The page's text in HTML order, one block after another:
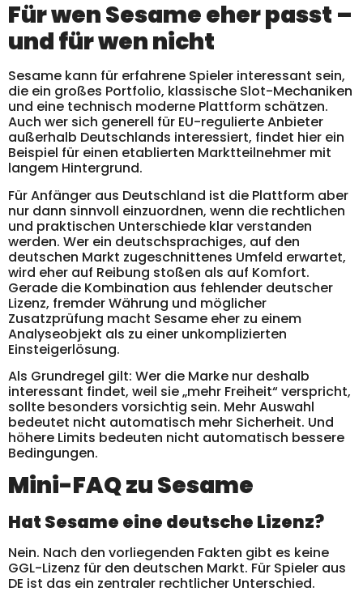
Für wen Sesame eher passt –
und für wen nicht
Sesame kann für erfahrene Spieler interessant sein,
die ein großes Portfolio, klassische Slot-Mechaniken
und eine technisch moderne Plattform schätzen.
Auch wer sich generell für EU-regulierte Anbieter
außerhalb Deutschlands interessiert, findet hier ein
Beispiel für einen etablierten Marktteilnehmer mit
langem Hintergrund.
Für Anfänger aus Deutschland ist die Plattform aber
nur dann sinnvoll einzuordnen, wenn die rechtlichen
und praktischen Unterschiede klar verstanden
werden. Wer ein deutschsprachiges, auf den
deutschen Markt zugeschnittenes Umfeld erwartet,
wird eher auf Reibung stoßen als auf Komfort.
Gerade die Kombination aus fehlender deutscher
Lizenz, fremder Währung und möglicher
Zusatzprüfung macht Sesame eher zu einem
Analyseobjekt als zu einer unkomplizierten
Einsteigerlösung.
Als Grundregel gilt: Wer die Marke nur deshalb
interessant findet, weil sie „mehr Freiheit“ verspricht,
sollte besonders vorsichtig sein. Mehr Auswahl
bedeutet nicht automatisch mehr Sicherheit. Und
höhere Limits bedeuten nicht automatisch bessere
Bedingungen.
Mini-FAQ zu Sesame
Hat Sesame eine deutsche Lizenz?
Nein. Nach den vorliegenden Fakten gibt es keine
GGL-Lizenz für den deutschen Markt. Für Spieler aus
DE ist das ein zentraler rechtlicher Unterschied.